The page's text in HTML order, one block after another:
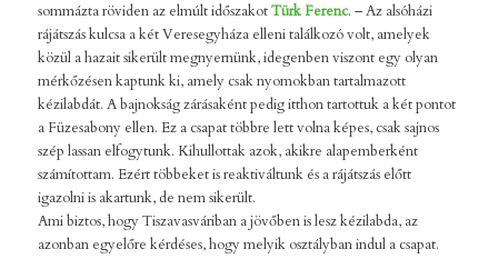
sommázta röviden az elmúlt időszakotTürk Ferenc. – Az alsóházi
rájátszás kulcsa a két Veresegyháza elleni találkozó volt, amelyek
közül a hazait sikerült megnyernünk, idegenben viszont egy olyan
mérkőzésen kaptunk ki, amely csak nyomokban tartalmazott
kézilabdát. A bajnokság zárásaként pedig itthon tartottuk a két pontot
a Füzesabony ellen. Ez a csapat többre lett volna képes, csak sajnos
szép lassan elfogytunk. Kihullottak azok, akikre alapemberként
számítottam. Ezért többeket is reaktiváltunk és a rájátszás előtt
igazolni is akartunk, de nem sikerült.
Ami biztos, hogy Tiszavasváriban a jövőben is lesz kézilabda, az
azonban egyelőre kérdéses, hogy melyik osztályban indul a csapat.